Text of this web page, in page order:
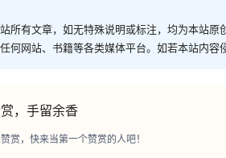
所有文章，如无特殊说明或标注，均为本站
何网站、书籍等各类媒体平台。如若本站内
，手留余香
赏，快来当第一个赞赏的人吧！